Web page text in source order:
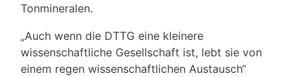
Tonmineralen.
„Auch wenn die DTTG eine kleinere
wissenschaftliche Gesellschaft ist, lebt sie von
einem regen wissenschaftlichen Austausch“